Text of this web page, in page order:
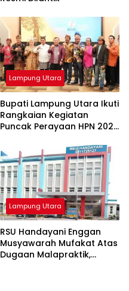
Lampung Utara
Bupati Lampung Utara Ikuti
Rangkaian Kegiatan
Puncak Perayaan HPN 2026
Lampung Utara
RSU Handayani Enggan
Musyawarah Mufakat Atas
Dugaan Malapraktik,